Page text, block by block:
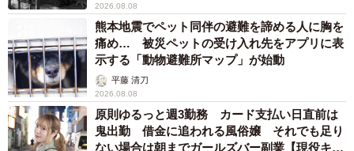
2026.08.08
熊本地震でペット同伴の避難を諦める人に胸を
痛め… 被災ペットの受け入れ先をアプリに表
示する「動物避難所マップ」が始動
平藤 清刀
2026.08.08
原則ゆるっと週3勤務 カード支払い日直前は
鬼出勤 借金に追われる風俗嬢 それでも足り
ない場合は朝までガールズバー副業【現役キャ